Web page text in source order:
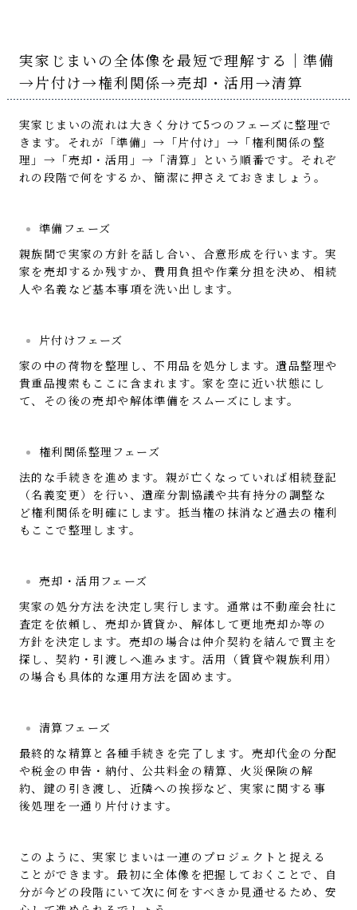
実家じまいの全体像を最短で理解する｜準備
→片付け→権利関係→売却・活用→清算
実家じまいの流れは大きく分けて5つのフェーズに整理で
きます。それが「準備」→「片付け」→「権利関係の整
理」→「売却・活用」→「清算」という順番です。それぞ
れの段階で何をするか、簡潔に押さえておきましょう。
準備フェーズ
親族間で実家の方針を話し合い、合意形成を行います。実
家を売却するか残すか、費用負担や作業分担を決め、相続
人や名義など基本事項を洗い出します。
片付けフェーズ
家の中の荷物を整理し、不用品を処分します。遺品整理や
貴重品捜索もここに含まれます。家を空に近い状態にし
て、その後の売却や解体準備をスムーズにします。
権利関係整理フェーズ
法的な手続きを進めます。親が亡くなっていれば相続登記
（名義変更）を行い、遺産分割協議や共有持分の調整な
ど権利関係を明確にします。抵当権の抹消など過去の権利
もここで整理します。
売却・活用フェーズ
実家の処分方法を決定し実行します。通常は不動産会社に
査定を依頼し、売却か賃貸か、解体して更地売却か等の
方針を決定します。売却の場合は仲介契約を結んで買主を
探し、契約・引渡しへ進みます。活用（賃貸や親族利用）
の場合も具体的な運用方法を固めます。
清算フェーズ
最終的な精算と各種手続きを完了します。売却代金の分配
や税金の申告・納付、公共料金の精算、火災保険の解
約、鍵の引き渡し、近隣への挨拶など、実家に関する事
後処理を一通り片付けます。
このように、実家じまいは一連のプロジェクトと捉える
ことができます。最初に全体像を把握しておくことで、自
分が今どの段階にいて次に何をすべきか見通せるため、安